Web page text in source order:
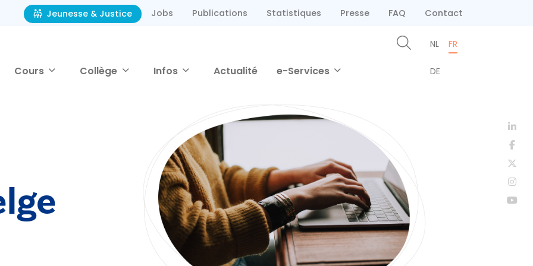
Jeunesse & Justice Jobs Publications Statistiques Presse FAQ Contact
Cours Collège Infos Actualité e-Services
NL FR
DE